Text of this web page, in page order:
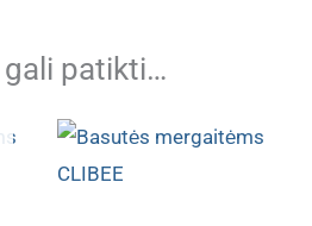
patikti…